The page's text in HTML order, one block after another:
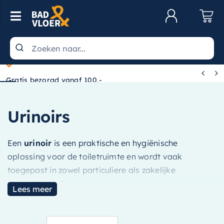
Skip to content
Toggle Navigation
Wastafels
Toiletten
Kranen
Douche
Badkamermeubels
Baden
 
Urinoirs
Een urinoir is een praktische en hygiënische
oplossing voor de toiletruimte en wordt vaak
toegepast in zowel particuliere als zakelijke
omgevingen. Door het compacte ontwerp en de
efficiënte waterafvoer biedt een urinoir extra
Lees meer